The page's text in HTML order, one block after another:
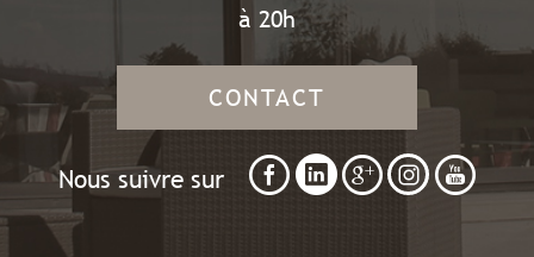
à 20h
CONTACT
Nous suivre sur